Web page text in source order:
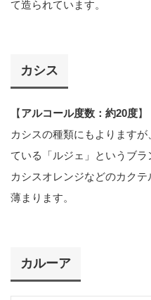
て造られています。
カシス
【アルコール度数：約20度】
カシスの種類にもよります
ている「ルジェ」というブラ
カシスオレンジなどのカク
薄まります。
カルーア